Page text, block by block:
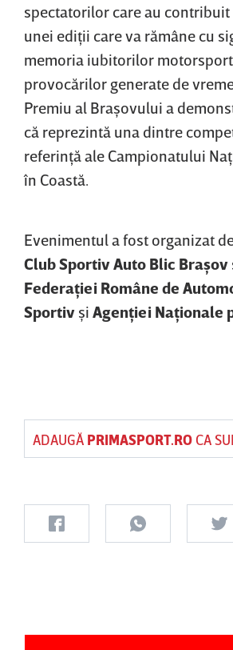
spectatorilor care au contribuit
unei ediţii care va rămâne cu
memoria iubitorilor
provocărilor generate de
Premiu al Braşovului a
că reprezintă una dintre
referinţă ale Campionatului
în Coastă.
Evenimentul a fost organizat
Club Sportiv Auto Blic Braşov
Federaţiei Române de
Sportiv şi Agenţiei Naţionale
ADAUGĂ PRIMASPORT.ROCA